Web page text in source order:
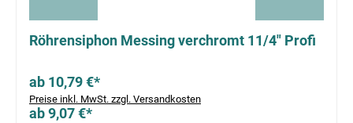
Röhrensiphon Messing verchromt 11/4" Profi
ab 10,79 €*
Preise inkl. MwSt. zzgl. Versandkosten
ab 9,07 €*